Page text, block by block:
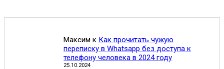
Максим к Как прочитать чужую
переписку в Whatsapp без доступа к
телефону человека в 2024 году
25.10.2024